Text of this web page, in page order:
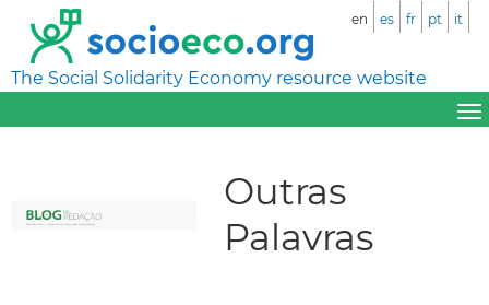
The Social Solidarity Economy resource website
en es fr pt it
Outras
Palavras